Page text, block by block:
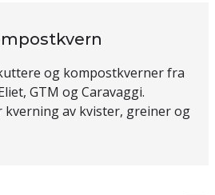
og kompostkverner fra
GTM og Caravaggi.
kverning av kvister, greiner og